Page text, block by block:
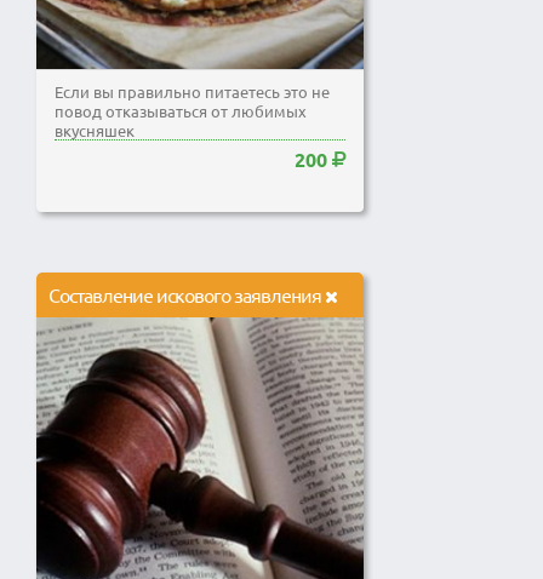
Если вы правильно питаетесь это не
повод отказываться от любимых
вкусняшек
200
Составление искового заявления